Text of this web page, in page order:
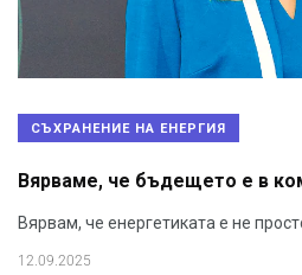
СЪХРАНЕНИЕ НА ЕНЕРГИЯ
Вярваме, че бъдещето е в
Вярвам, че енергетиката е не
12.09.2025